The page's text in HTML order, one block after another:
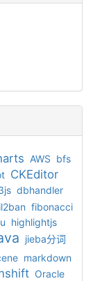
AWS bfs
CKEditor
dbhandler
fibonacci
highlightjs
jieba分词
markdown
Oracle